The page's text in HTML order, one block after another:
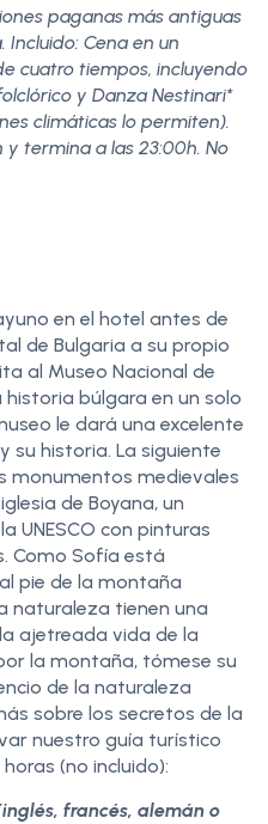
paganas más antiguas
Cena en un
cuatro tiempos, incluyendo
y Danza Nestinari*
climáticas lo permiten).
termina a las 23:00h. No
en el hotel antes de
de Bulgaria a su propio
al Museo Nacional de
búlgara en un solo
le dará una excelente
su historia. La siguiente
monumentos medievales
de Boyana, un
UNESCO con pinturas
Como Sofía está
pie de la montaña
naturaleza tienen una
ajetreada vida de la
la montaña, tómese su
de la naturaleza
sobre los secretos de la
nuestro guía turístico
(no incluido):
francés, alemán o